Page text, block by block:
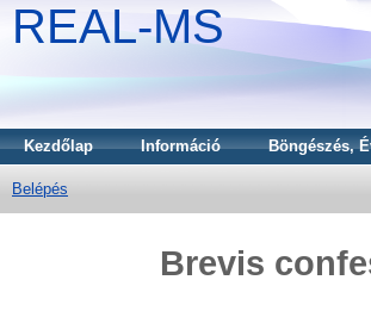
REAL-MS
Kezdőlap Információ Böngészés,
Belépés
Brevis